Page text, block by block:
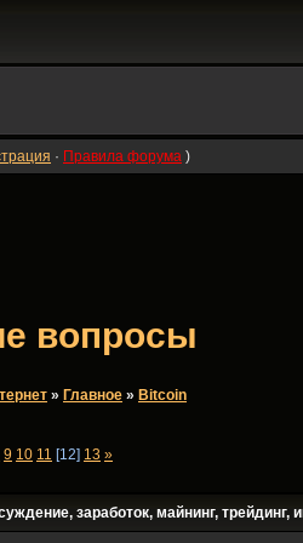
· Правила форума )
вопросы
» Главное » Bitсoin
9 10 11 [12] 13 »
заработок, майнинг, трейдинг,